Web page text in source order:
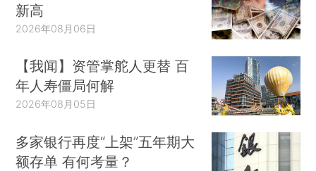
新高
2026年08月06日
【我闻】资管掌舵人更替 百
年人寿僵局何解
2026年08月05日
多家银行再度“上架”五年期大
额存单 有何考量？